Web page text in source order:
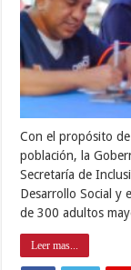
Con el propósito
población, la
Secretaría de
Desarrollo Social y
de 300 adultos
Leer mas...